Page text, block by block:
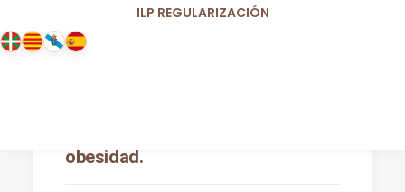
ILP REGULARIZACIÓN
obesidad.